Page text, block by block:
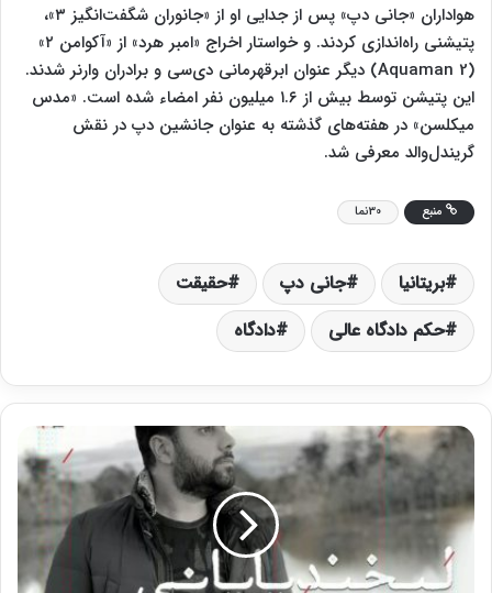
هواداران «جانی دپ» پس از جدایی او از «جانوران شگفت‌انگیز ۳»،
پتیشنی راه‌اندازی کردند. و خواستار اخراج «امبر هرد» از «آکوامن ۲»
(Aquaman 2) دیگر عنوان ابرقهرمانی دی‌سی و برادران وارنر شدند.
این پتیشن توسط بیش از ۱.۶ میلیون نفر امضاء شده است. «مدس
میکلسن» در هفته‌های گذشته به عنوان جانشین دپ در نقش
گریندل‌والد معرفی شد.
منبع 30نما
بریتانیا جانی دپ
حقیقت
حکم دادگاه عالی
دادگاه
ت
آ
ه
ن